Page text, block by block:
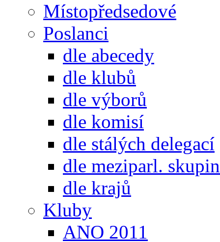
Místopředsedové
Poslanci
dle abecedy
dle klubů
dle výborů
dle komisí
dle stálých delegací
dle meziparl. skupin
dle krajů
Kluby
ANO 2011